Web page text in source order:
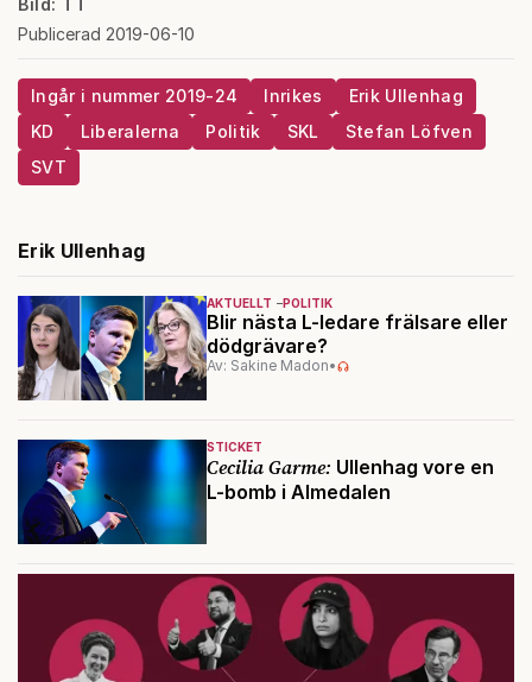
Bild: TT
Publicerad 2019-06-10
Ingår i nummer 2019-24 Inrikes
Erik Ullenhag
KD
Liberalerna Politik SKL
Stefan Löfven
SVT
Erik Ullenhag
AKTUELLT POLITIK
Blir nästa L-ledare frälsare eller
dödgrävare?
Av: Sakine Madon•
STICKET
Cecilia Garme: Ullenhag vore en
L-bomb i Almedalen